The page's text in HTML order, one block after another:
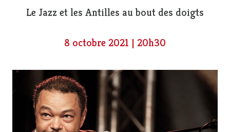
Le Jazz et les Antilles au bout des doigts
8 octobre 2021 | 20h30